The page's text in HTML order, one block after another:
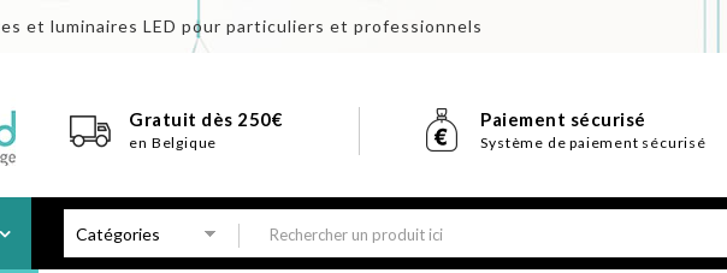
et luminaires LED pour particuliers et professionnels
Gratuit dès 250€
en Belgique
Paiement sécurisé
Système de paiement sécurisé